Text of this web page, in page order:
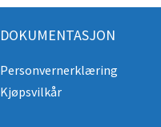
DOKUMENTASJON
Personvernerklæring
Kjøpsvilkår